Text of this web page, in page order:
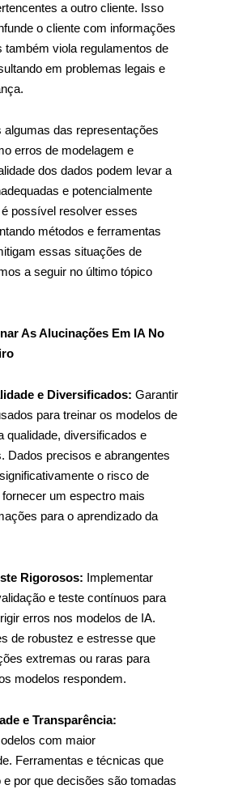
a outro cliente. Isso
o cliente com informações
também viola regulamentos de
em problemas legais e
algumas das representações
erros de modelagem e
dos dados podem levar a
e potencialmente
possível resolver esses
métodos e ferramentas
essas situações de
a seguir no último tópico
As Alucinações Em IA No
e Diversificados: Garantir
para treinar os modelos de
qualidade, diversificados e
Dados precisos e abrangentes
o risco de
um espectro mais
para o aprendizado da
Rigorosos: Implementar
e teste contínuos para
erros nos modelos de IA.
de robustez e estresse que
extremas ou raras para
modelos respondem.
e Transparência:
com maior
Ferramentas e técnicas que
por que decisões são tomadas